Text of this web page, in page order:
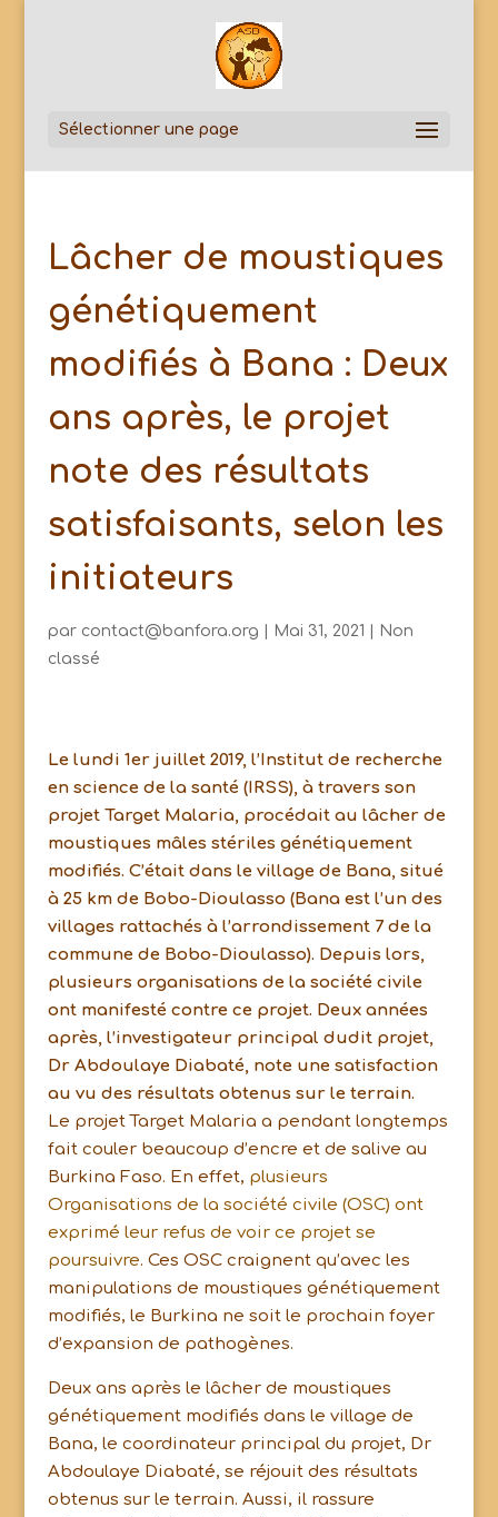
Sélectionner une page
Lâcher de moustiques
génétiquement
modifiés à Bana : Deux
ans après, le projet
note des résultats
satisfaisants, selon les
initiateurs
par contact@banfora.org Mai 31, 2021
Non
classé
Le lundi 1er juillet 2019, l’Institut de recherche
en science de la santé (IRSS), à travers son
projet Target Malaria, procédait au lâcher de
moustiques mâles stériles génétiquement
modifiés. C’était dans le village de Bana, situé
à 25 km de Bobo-Dioulasso (Bana est l’un des
villages rattachés à l’arrondissement 7 de la
commune de Bobo-Dioulasso). Depuis lors,
plusieurs organisations de la société civile
ont manifesté contre ce projet. Deux années
après, l’investigateur principal dudit projet,
Dr Abdoulaye Diabaté, note une satisfaction
au vu des résultats obtenus sur le terrain.
Le projet Target Malaria a pendant longtemps
fait couler beaucoup d’encre et de salive au
Burkina Faso. En effet, plusieurs
Organisations de la société civile (OSC) ont
exprimé leur refus de voir ce projet se
poursuivre. Ces OSC craignent qu’avec les
manipulations de moustiques génétiquement
modifiés, le Burkina ne soit le prochain foyer
d’expansion de pathogènes.
Deux ans après le lâcher de moustiques
génétiquement modifiés dans le village de
Bana, le coordinateur principal du projet, Dr
Abdoulaye Diabaté, se réjouit des résultats
obtenus sur le terrain. Aussi, il rassure